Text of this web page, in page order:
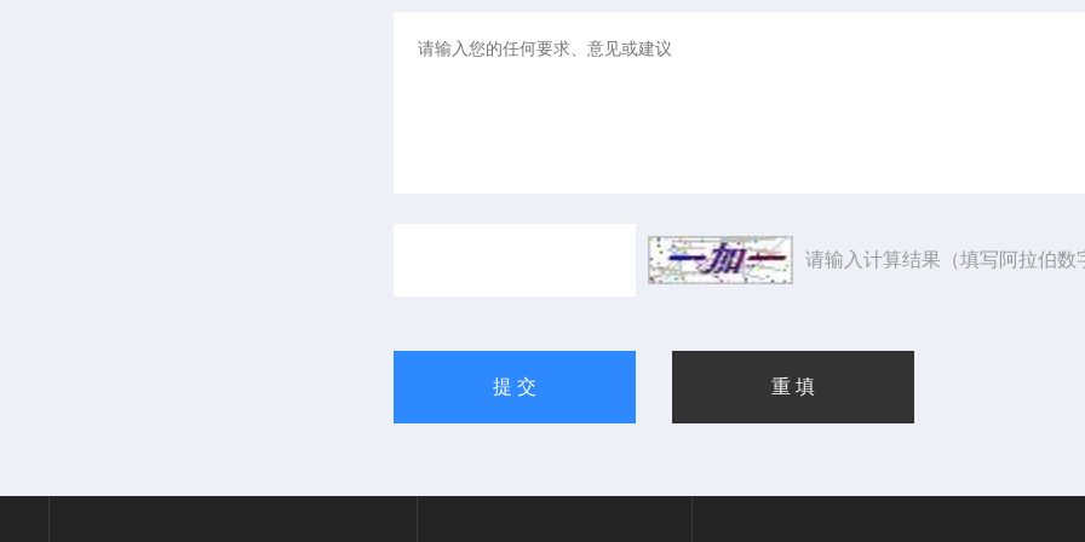
请输入计算结果（填写阿拉伯数